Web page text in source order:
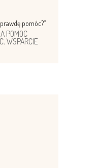
pomóc?”
POMOC
, WSPARCIE